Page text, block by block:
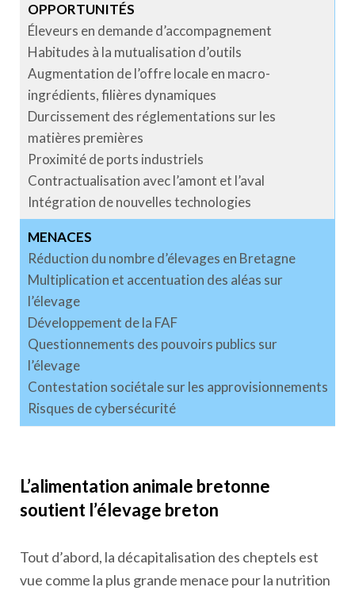
OPPORTUNITÉS
Éleveurs en demande d’accompagnement
Habitudes à la mutualisation d’outils
Augmentation de l’offre locale en macro-
ingrédients, filières dynamiques
Durcissement des réglementations sur les
matières premières
Proximité de ports industriels
Contractualisation avec l’amont et l’aval
Intégration de nouvelles technologies
MENACES
Réduction du nombre d’élevages en Bretagne
Multiplication et accentuation des aléas sur
l’élevage
Développement de la FAF
Questionnements des pouvoirs publics sur
l’élevage
Contestation sociétale sur les approvisionnements
Risques de cybersécurité
L’alimentation animale bretonne
soutient l’élevage breton
Tout d’abord, la décapitalisation des cheptels est
vue comme la plus grande menace pour la nutrition